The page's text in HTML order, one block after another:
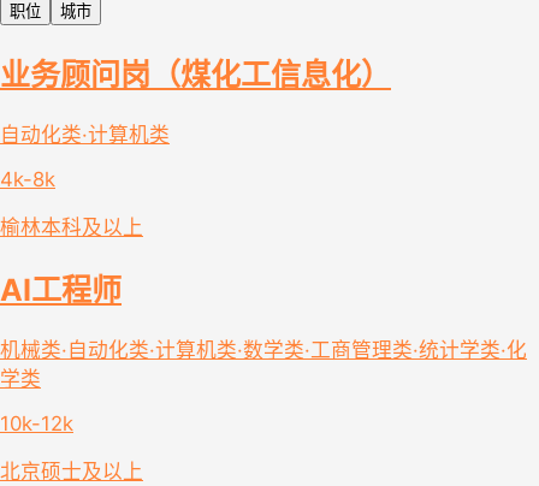
职位 城市
业务顾问岗（煤化工信息化）
自动化类·计算机类
4k-8k
榆林本科及以上
AI工程师
机械类·自动化类·计算机类·数学类·工商管理类·统计学类·化
学类
10k-12k
北京硕士及以上